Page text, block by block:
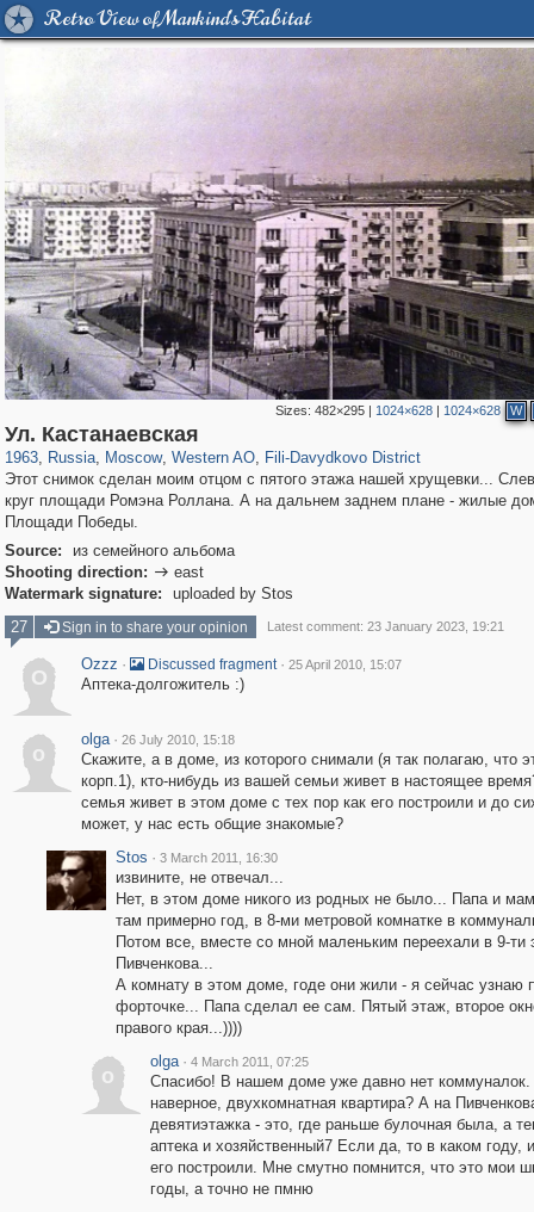
Retro View of Mankind's Habitat
Sizes: 482×295| 1024×628| 1024×628 W
Ул. Кастанаевская
1963, Russia
1,407,713 29,262
, Moscow
319,968 8,295
, Western AO
27,135
, Fili-Davydkovo District
Этот снимок сделан моим отцом с пятого этажа нашей хрущевки...
круг площади Ромэна Роллана. А на дальнем заднем плане - жилые
Площади Победы.
Source:
из семейного альбома
Shooting direction:  east
Watermark signature:
uploaded by Stos
27
Sign in to share your opinion Latest comment: 23 January 2023, 19:21
O
Ozzz · Discussed fragment · 25 April 2010, 15:07
Аптека-долгожитель :)
o
olga · 26 July 2010, 15:18
Скажите, а в доме, из которого снимали (я так полагаю, что
корп.1), кто-нибудь из вашей семьи живет в настоящее
семья живет в этом доме с тех пор как его построили и до
может, у нас есть общие знакомые?
Stos · 3 March 2011, 16:30
извините, не отвечал...
Нет, в этом доме никого из родных не было... Папа и
там примерно год, в 8-ми метровой комнатке в
Потом все, вместе со мной маленьким переехали в 9-ти
Пивченкова...
А комнату в этом доме, годе они жили - я сейчас узнаю
форточке... Папа сделал ее сам. Пятый этаж, второе
правого края...))))
o
olga · 4 March 2011, 07:25
Спасибо! В нашем доме уже давно нет
наверное, двухкомнатная квартира? А на
девятиэтажка - это, где раньше булочная была, а
аптека и хозяйственный7 Если да, то в каком году,
его построили. Мне смутно помнится, что это мои
годы, а точно не пмню